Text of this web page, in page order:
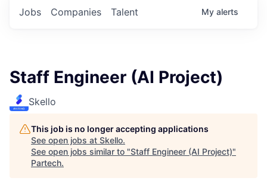
Jobs Companies Talent My alerts
Staff Engineer (AI Project)
Skello
This job is no longer accepting applications
See open jobs at Skello.
See open jobs similar to "Staff Engineer (AI Project)"
Partech.